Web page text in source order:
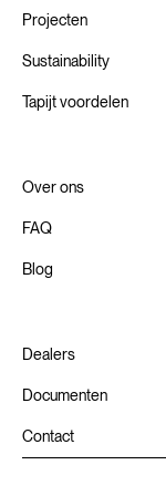
Projecten
Sustainability
Tapijt voordelen
Over ons
FAQ
Blog
Dealers
Documenten
Contact